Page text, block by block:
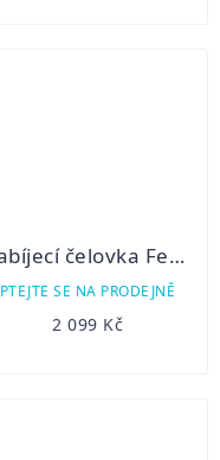
Nabíjecí čelovka Fenix HL60R
PTEJTE SE NA PRODEJNĚ
2 099 Kč